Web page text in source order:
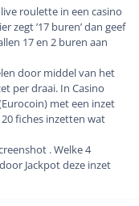
roulette in een casino
zegt ’17 buren’ dan geef
17 en 2 buren aan
door middel van het
per draai. In Casino
met een inzet
fiches inzetten wat
. Welke 4
Jackpot deze inzet